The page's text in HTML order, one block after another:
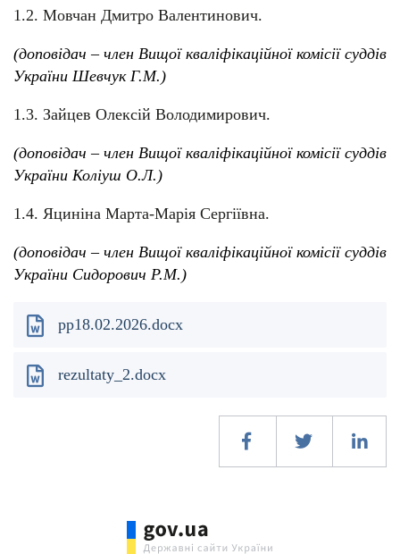
1.2. Мовчан Дмитро Валентинович.
(доповідач – член Вищої кваліфікаційної комісії суддів
України Шевчук Г.М.)
1.3. Зайцев Олексій Володимирович.
(доповідач – член Вищої кваліфікаційної комісії суддів
України Коліуш О.Л.)
1.4. Яциніна Марта-Марія Сергіївна.
(доповідач – член Вищої кваліфікаційної комісії суддів
України Сидорович Р.М.)
pp18.02.2026.docx
rezultaty_2.docx